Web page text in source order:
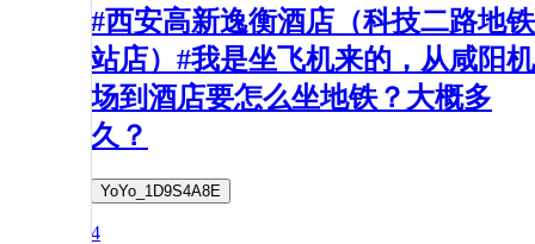
#西安高新逸衡酒店（科技二路地铁
站店）#我是坐飞机来的，从咸阳机
场到酒店要怎么坐地铁？大概多
久？
YoYo_1D9S4A8E
4